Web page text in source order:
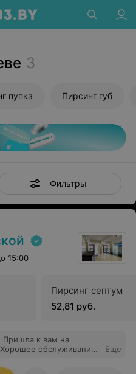
3
пупка Пирсинг губ
Фильтры
15:00
Пирсинг септум
52,81 руб.
к вам на
обслуживание,
Еще